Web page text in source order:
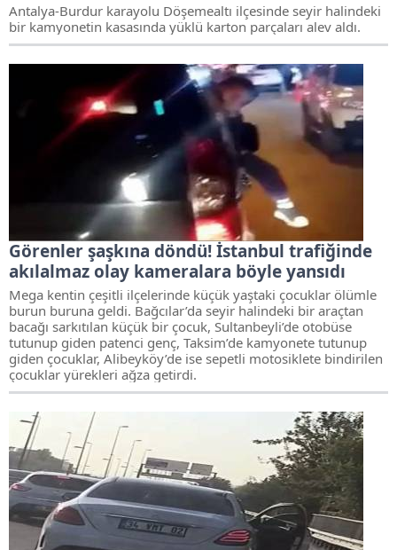
Antalya-Burdur karayolu Döşemealtı ilçesinde seyir halindeki
bir kamyonetin kasasında yüklü karton parçaları alev aldı.
Görenler şaşkına döndü! İstanbul trafiğinde
akılalmaz olay kameralara böyle yansıdı
Mega kentin çeşitli ilçelerinde küçük yaştaki çocuklar ölümle
burun buruna geldi. Bağcılar’da seyir halindeki bir araçtan
bacağı sarkıtılan küçük bir çocuk, Sultanbeyli’de otobüse
tutunup giden patenci genç, Taksim’de kamyonete tutunup
giden çocuklar, Alibeyköy’de ise sepetli motosiklete bindirilen
çocuklar yürekleri ağza getirdi.